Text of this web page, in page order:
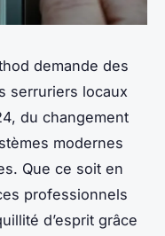
demande des
serruriers locaux
du changement
modernes
Que ce soit en
professionnels
d’esprit grâce